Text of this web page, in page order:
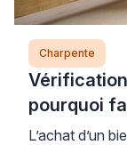
Charpente
pourquoi
L’achat d’un